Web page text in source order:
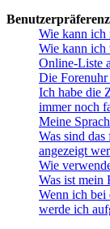
Wie kann ich
Wie kann ich
Online-Liste
Die
Ich habe die
immer noch
Meine
Was sind
angezeigt
Wie
Was ist mein
Wenn ich
werde ich